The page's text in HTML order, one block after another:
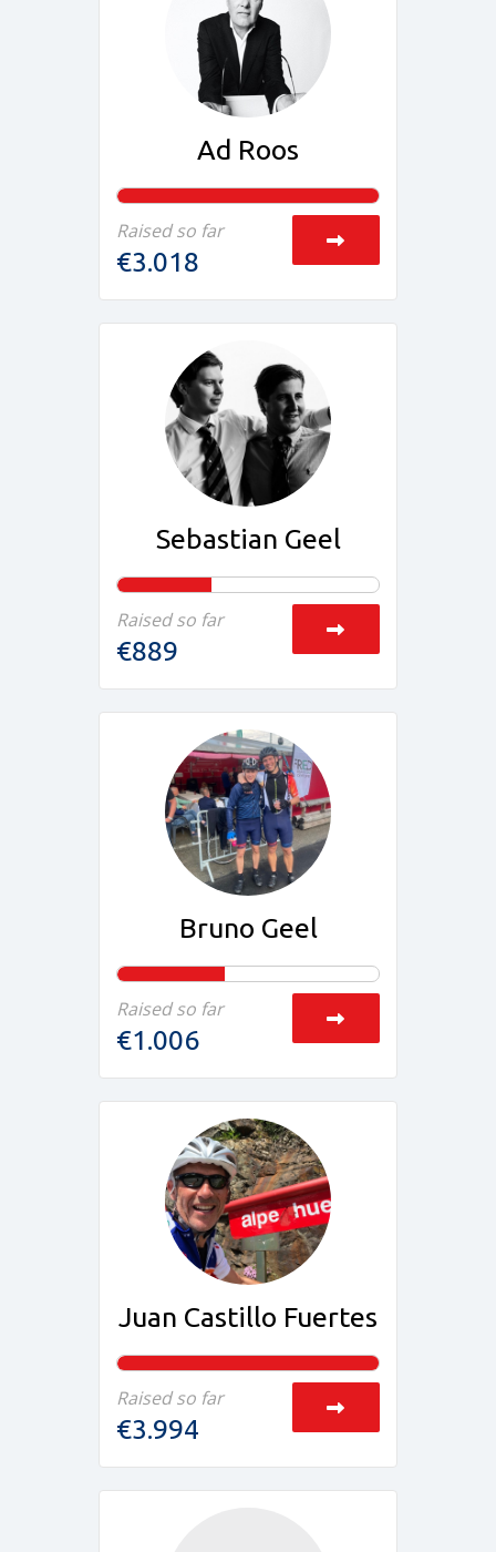
Ad Roos
Raised so far
€3.018
Sebastian Geel
Raised so far
€889
Bruno Geel
Raised so far
€1.006
Juan Castillo Fuertes
Raised so far
€3.994